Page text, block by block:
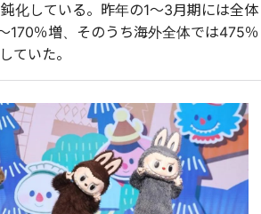
化している。昨年の1～3月期には全体
170％増、そのうち海外全体では475％
ていた。